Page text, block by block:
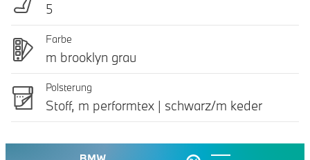
5
Farbe
m brooklyn grau
Polsterung
Stoff, m performtex | schwarz/m keder